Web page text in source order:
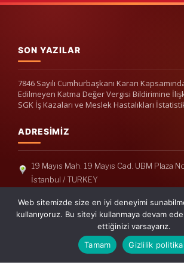
SON YAZILAR
7846 Sayılı Cumhurbaşkanı Kararı
Edilmeyen Katma Değer Vergisi Bildirimine
SGK İş Kazaları ve Meslek Hastalıkları
ADRESIMIZ
19 Mayıs Mah. 19 Mayıs Cad. UBM Plaza
İstanbul / TURKEY
Telefon: +90(212) 240 33 39
Telefon: +90(212) 248 19 36
info@erisymm.com
Web sitemizde size en iyi deneyimi
kullanıyoruz. Bu siteyi kullanmaya devam
ettiğinizi varsayarız.
Tamam
Gizlilik